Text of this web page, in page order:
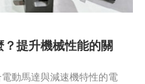
提升機械性能的關
動馬達與減速機特性的電